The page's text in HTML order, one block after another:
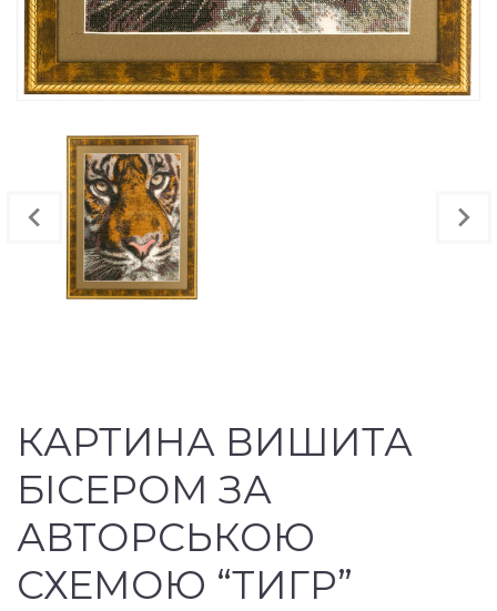
КАРТИНА ВИШИТА
БІСЕРОМ ЗА
АВТОРСЬКОЮ
СХЕМОЮ “ТИГР”